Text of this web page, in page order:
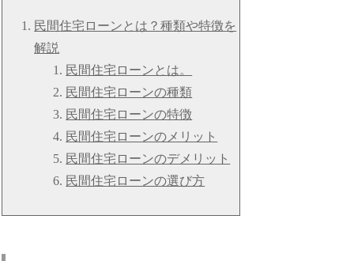
民間住宅ローンとは？種類や特徴を
解説
民間住宅ローンとは。
民間住宅ローンの種類
民間住宅ローンの特徴
民間住宅ローンのメリット
民間住宅ローンのデメリット
民間住宅ローンの選び方